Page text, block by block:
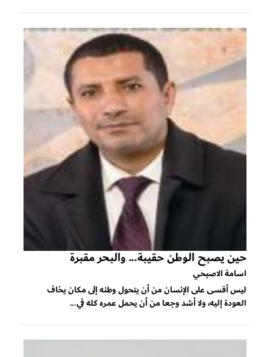
حين يصبح الوطن حقيبة... والبحر مقبرة
اسامة الاصبحي
ليس أقسى على الإنسان من أن يتحول وطنه إلى مكان يخاف
العودة إليه، ولا أشد وجعا من أن يحمل عمره كله في...